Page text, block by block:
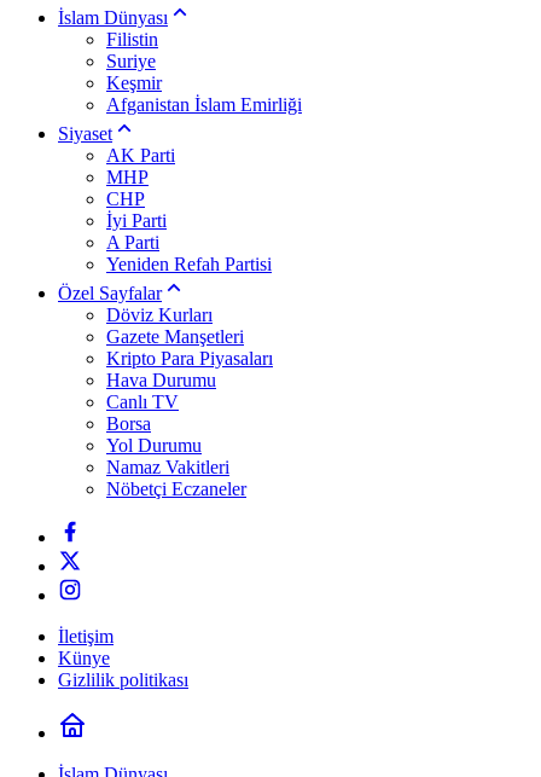
İslam Dünyası
Filistin
Suriye
Keşmir
Afganistan İslam Emirliği
Siyaset
AK Parti
MHP
CHP
İyi Parti
A Parti
Yeniden Refah Partisi
Özel Sayfalar
Döviz Kurları
Gazete Manşetleri
Kripto Para Piyasaları
Hava Durumu
Canlı TV
Borsa
Yol Durumu
Namaz Vakitleri
Nöbetçi Eczaneler
İletişim
Künye
Gizlilik politikası